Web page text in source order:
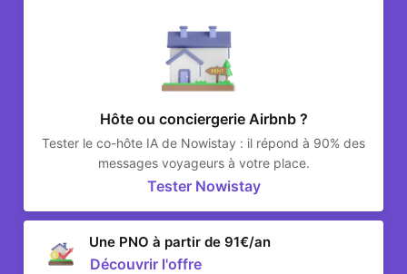
Hôte ou conciergerie Airbnb ?
Tester le co-hôte IA de Nowistay : il répond à 90% des
messages voyageurs à votre place.
Tester Nowistay
Une PNO à partir de 91€/an
Découvrir l'offre